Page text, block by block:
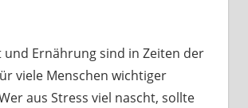
und Ernährung sind in Zeiten der
viele Menschen wichtiger
aus Stress viel nascht, sollte